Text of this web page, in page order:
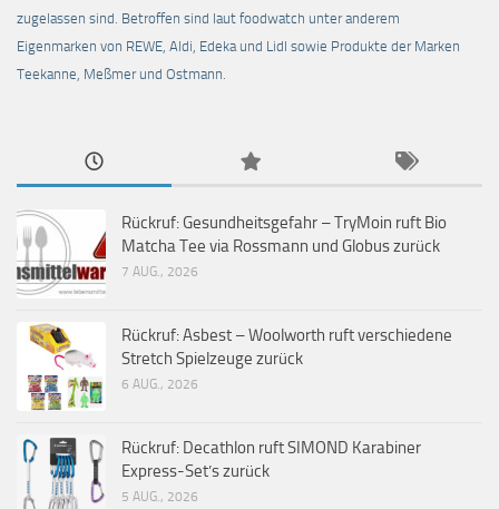
zugelassen sind. Betroffen sind laut foodwatch unter anderem
Eigenmarken von REWE, Aldi, Edeka und Lidl sowie Produkte der Marken
Teekanne, Meßmer und Ostmann.
Rückruf: Gesundheitsgefahr – TryMoin ruft Bio
Matcha Tee via Rossmann und Globus zurück
7 AUG., 2026
Rückruf: Asbest – Woolworth ruft verschiedene
Stretch Spielzeuge zurück
6 AUG., 2026
Rückruf: Decathlon ruft SIMOND Karabiner
Express-Set’s zurück
5 AUG., 2026